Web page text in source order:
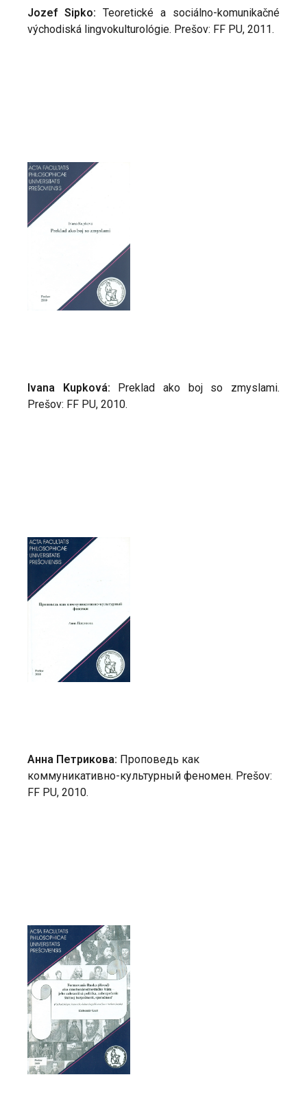
Jozef Sipko: Teoretické a sociálno-komunikačné
východiská lingvokulturológie. Prešov: FF PU, 2011.
Ivana Kupková: Preklad ako boj so zmyslami.
Prešov: FF PU, 2010.
Анна Петрикова: Проповедь как
коммуникативно-культурный феномен. Prešov:
FF PU, 2010.